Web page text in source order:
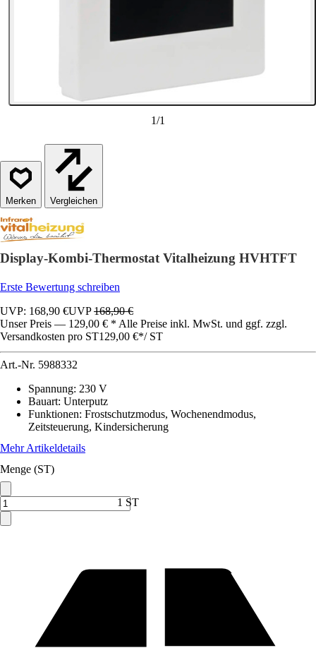
1/1
Vergleichen
Display-Kombi-Thermostat Vitalheizung HVHTFT
Erste Bewertung schreiben
UVP: 168,90 €UVP168,90 €
Unser Preis — 129,00 € * Alle Preise inkl. MwSt. und ggf. zzgl.
Versandkosten pro ST129,00 €*/ ST
Art.-Nr. 5988332
Spannung: 230 V
Bauart: Unterputz
Funktionen: Frostschutzmodus, Wochenendmodus,
Zeitsteuerung, Kindersicherung
Mehr Artikeldetails
Menge (ST)
1 ST